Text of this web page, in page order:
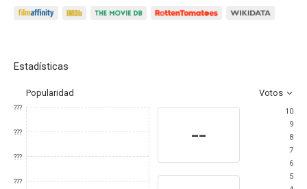
Estadísticas
Popularidad Votos
???
???
???
???
--
10
9
8
7
6
5